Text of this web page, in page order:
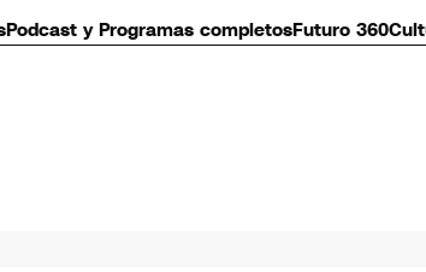
Podcast y Programas completosFuturo 360